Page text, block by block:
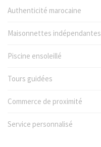
Authenticité marocaine
Maisonnettes indépendantes
Piscine ensoleillé
Tours guidées
Commerce de proximité
Service personnalisé